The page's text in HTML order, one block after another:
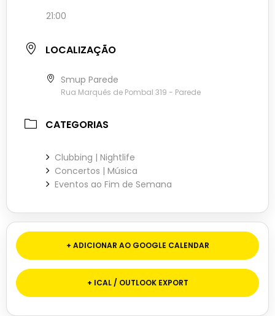
21:00
LOCALIZAÇÃO
Smup Parede
Rua Marquês de Pombal 319 - Parede
CATEGORIAS
Clubbing | Nightlife
Concertos | Música
Eventos ao Fim de Semana
+ ADICIONAR AO GOOGLE CALENDAR
+ ICAL / OUTLOOK EXPORT